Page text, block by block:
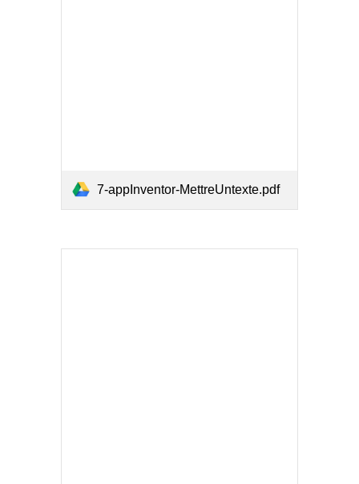
7-appInventor-MettreUntexte.pdf